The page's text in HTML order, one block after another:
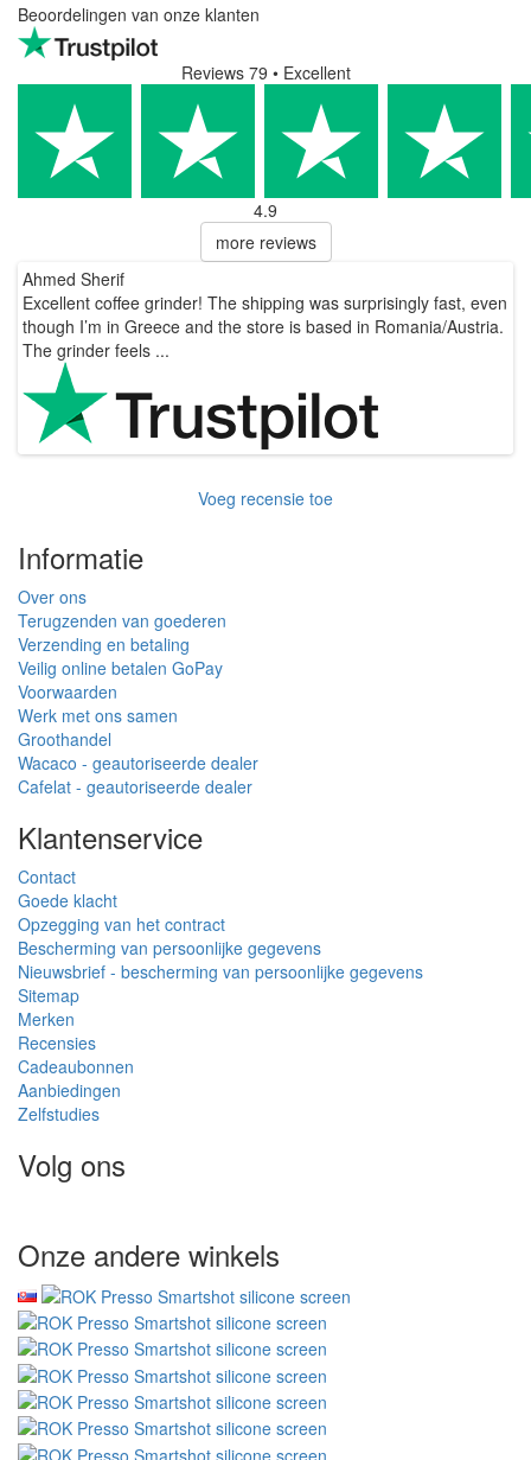
Beoordelingen van onze klanten
Reviews 79 • Excellent
4.9
more reviews
Ahmed Sherif
Excellent coffee grinder! The shipping was surprisingly fast, even
though I’m in Greece and the store is based in Romania/Austria.
The grinder feels ...
Voeg recensie toe
Informatie
Over ons
Terugzenden van goederen
Verzending en betaling
Veilig online betalen GoPay
Voorwaarden
Werk met ons samen
Groothandel
Wacaco - geautoriseerde dealer
Cafelat - geautoriseerde dealer
Klantenservice
Contact
Goede klacht
Opzegging van het contract
Bescherming van persoonlijke gegevens
Nieuwsbrief - bescherming van persoonlijke gegevens
Sitemap
Merken
Recensies
Cadeaubonnen
Aanbiedingen
Zelfstudies
Volg ons
Onze andere winkels